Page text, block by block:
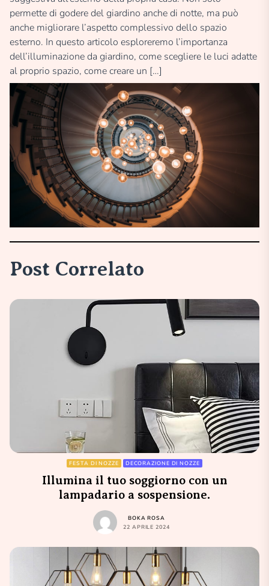
permette di godere del giardino anche di notte, ma può
anche migliorare l’aspetto complessivo dello spazio
esterno. In questo articolo esploreremo l’importanza
dell’illuminazione da giardino, come scegliere le luci adatte
al proprio spazio, come creare un […]
Post Correlato
FESTA DI NOZZE DECORAZIONE DI NOZZE
Illumina il tuo soggiorno con un
lampadario a sospensione.
BOKA ROSA
22 APRILE 2024